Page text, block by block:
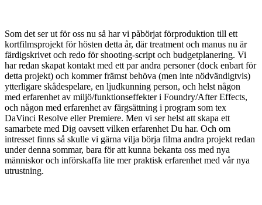
Som det ser ut för oss nu så har vi påbörjat förproduktion till ett
kortfilmsprojekt för hösten detta år, där treatment och manus nu är
färdigskrivet och redo för shooting-script och budgetplanering. Vi
har redan skapat kontakt med ett par andra personer (dock enbart för
detta projekt) och kommer främst behöva (men inte nödvändigtvis)
ytterligare skådespelare, en ljudkunning person, och helst någon
med erfarenhet av miljö/funktionseffekter i Foundry/After Effects,
och någon med erfarenhet av färgsättning i program som tex
DaVinci Resolve eller Premiere. Men vi ser helst att skapa ett
samarbete med Dig oavsett vilken erfarenhet Du har. Och om
intresset finns så skulle vi gärna vilja börja filma andra projekt redan
under denna sommar, bara för att kunna bekanta oss med nya
människor och införskaffa lite mer praktisk erfarenhet med vår nya
utrustning.